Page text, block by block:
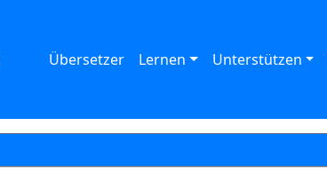
Übersetzer Lernen Unterstützen